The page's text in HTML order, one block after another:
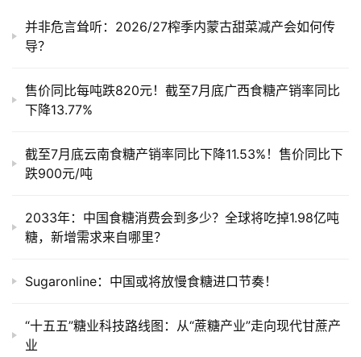
并非危言耸听：2026/27榨季内蒙古甜菜减产会如何传
导？
售价同比每吨跌820元！截至7月底广西食糖产销率同比
下降13.77%
截至7月底云南食糖产销率同比下降11.53%！售价同比下
跌900元/吨
2033年：中国食糖消费会到多少？全球将吃掉1.98亿吨
糖，新增需求来自哪里？
Sugaronline：中国或将放慢食糖进口节奏！
“十五五”糖业科技路线图：从“蔗糖产业”走向现代甘蔗产
业